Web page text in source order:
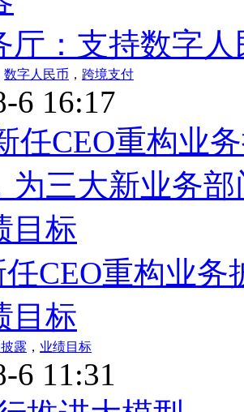
厅：支持数字
数字人民币 ， 跨境支付
6 16:17
任CEO重构业
目标
露 ， 业绩目标
6 11:31